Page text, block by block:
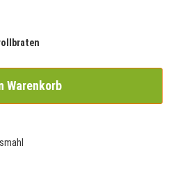
Warenkorb